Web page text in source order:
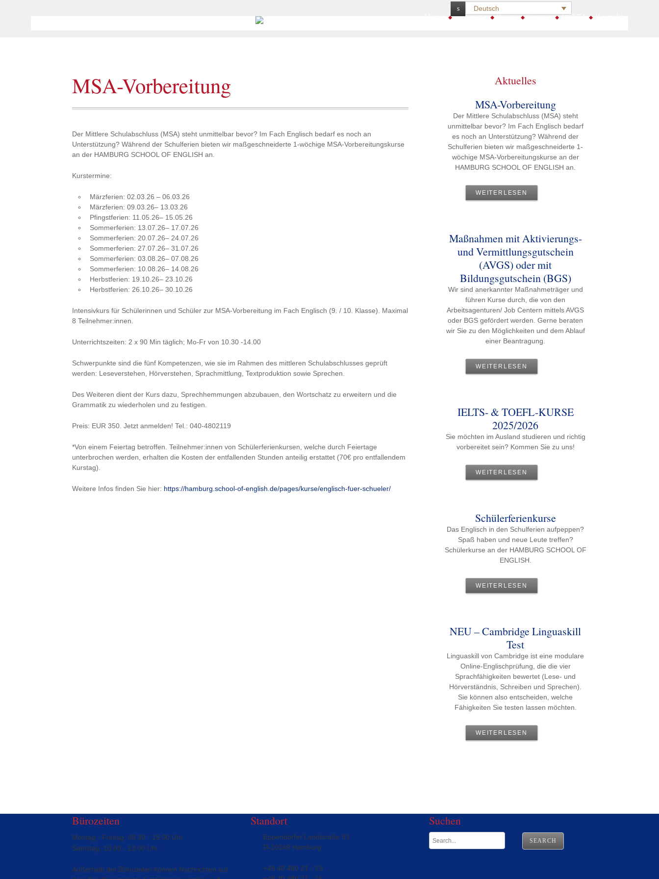
Deutsch
Über uns Kurse Exams CELTA
MSA-Vorbereitung
Der Mittlere Schulabschluss (MSA) steht unmittelbar bevor? Im Fach Englisch bedarf es noch an
Unterstützung? Während der Schulferien bieten wir maßgeschneiderte 1-wöchige MSA-Vorbereitungskurse
an der HAMBURG SCHOOL OF ENGLISH an.
Kurstermine:
Märzferien: 02.03.26 – 06.03.26
Märzferien: 09.03.26– 13.03.26
Pfingstferien: 11.05.26– 15.05.26
Sommerferien: 13.07.26– 17.07.26
Sommerferien: 20.07.26– 24.07.26
Sommerferien: 27.07.26– 31.07.26
Sommerferien: 03.08.26– 07.08.26
Sommerferien: 10.08.26– 14.08.26
Herbstferien: 19.10.26– 23.10.26
Herbstferien: 26.10.26– 30.10.26
Intensivkurs für Schülerinnen und Schüler zur MSA-Vorbereitung im Fach Englisch (9. / 10. Klasse). Maximal
8 Teilnehmer:innen.
Unterrichtszeiten: 2 x 90 Min täglich; Mo-Fr von 10.30 -14.00
Schwerpunkte sind die fünf Kompetenzen, wie sie im Rahmen des mittleren Schulabschlusses geprüft
werden: Leseverstehen, Hörverstehen, Sprachmittlung, Textproduktion sowie Sprechen.
Des Weiteren dient der Kurs dazu, Sprechhemmungen abzubauen, den Wortschatz zu erweitern und die
Grammatik zu wiederholen und zu festigen.
Preis: EUR 350. Jetzt anmelden! Tel.: 040-4802119
*Von einem Feiertag betroffen. Teilnehmer:innen von Schülerferienkursen, welche durch Feiertage
unterbrochen werden, erhalten die Kosten der entfallenden Stunden anteilig erstattet (70€ pro entfallendem
Kurstag).
Weitere Infos finden Sie hier: https://hamburg.school-of-english.de/pages/kurse/englisch-fuer-schueler/
Aktuelles
MSA-Vorbereitung
Der Mittlere Schulabschluss (MSA) steht
unmittelbar bevor? Im Fach Englisch bedarf
es noch an Unterstützung? Während der
Schulferien bieten wir maßgeschneiderte 1-
wöchige MSA-Vorbereitungskurse an der
HAMBURG SCHOOL OF ENGLISH an.
WEITERLESEN
Maßnahmen mit Aktivierungs-
und Vermittlungsgutschein
(AVGS) oder mit
Bildungsgutschein (BGS)
Wir sind anerkannter Maßnahmeträger und
führen Kurse durch, die von den
Arbeitsagenturen/ Job Centern mittels AVGS
oder BGS gefördert werden. Gerne beraten
wir Sie zu den Möglichkeiten und dem Ablauf
einer Beantragung.
WEITERLESEN
IELTS- & TOEFL-KURSE
2025/2026
Sie möchten im Ausland studieren und richtig
vorbereitet sein? Kommen Sie zu uns!
WEITERLESEN
Schülerferienkurse
Das Englisch in den Schulferien aufpeppen?
Spaß haben und neue Leute treffen?
Schülerkurse an der HAMBURG SCHOOL OF
ENGLISH.
WEITERLESEN
NEU – Cambridge Linguaskill
Test
Linguaskill von Cambridge ist eine modulare
Online-Englischprüfung, die die vier
Sprachfähigkeiten bewertet (Lese- und
Hörverständnis, Schreiben und Sprechen).
Sie können also entscheiden, welche
Fähigkeiten Sie testen lassen möchten.
WEITERLESEN
Bürozeiten
Montag - Freitag: 08.30 - 19.00 Uhr
Samstag: 10.00 - 13.00 Uhr
Außerhalb der Bürozeiten können Nachrichten auf
Standort
Eppendorfer Landstraße 93
D-20249 Hamburg
+49 40 480 21 - 19
Suchen